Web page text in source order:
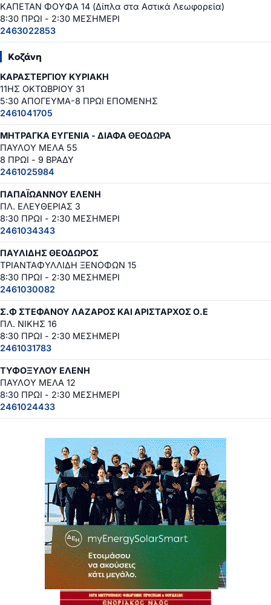
ΚΑΠΕΤΑΝ ΦΟΥΦΑ 14 (Δίπλα στα Αστικά Λεωφορεία)
8:30 ΠΡΩΙ - 2:30 ΜΕΣΗΜΕΡΙ
2463022853
Κοζάνη
ΚΑΡΑΣΤΕΡΓΙΟΥ ΚΥΡΙΑΚΗ
11ΗΣ ΟΚΤΩΒΡΙΟΥ 31
5:30 ΑΠΟΓΕΥΜΑ-8 ΠΡΩΙ ΕΠΟΜΕΝΗΣ
2461041705
ΜΗΤΡΑΓΚΑ ΕΥΓΕΝΙΑ - ΔΙΑΦΑ ΘΕΟΔΩΡΑ
ΠΑΥΛΟΥ ΜΕΛΑ 55
8 ΠΡΩΙ - 9 ΒΡΑΔΥ
2461025984
ΠΑΠΑΪΩΑΝΝΟΥ ΕΛΕΝΗ
ΠΛ. ΕΛΕΥΘΕΡΙΑΣ 3
8:30 ΠΡΩΙ - 2:30 ΜΕΣΗΜΕΡΙ
2461034343
ΠΑΥΛΙΔΗΣ ΘΕΟΔΩΡΟΣ
ΤΡΙΑΝΤΑΦΥΛΛΙΔΗ ΞΕΝΟΦΩΝ 15
8:30 ΠΡΩΙ - 2:30 ΜΕΣΗΜΕΡΙ
2461030082
Σ.Φ ΣΤΕΦΑΝΟΥ ΛΑΖΑΡΟΣ ΚΑΙ ΑΡΙΣΤΑΡΧΟΣ Ο.Ε
ΠΛ. ΝΙΚΗΣ 16
8:30 ΠΡΩΙ - 2:30 ΜΕΣΗΜΕΡΙ
2461031783
ΤΥΦΟΞΥΛΟΥ ΕΛΕΝΗ
ΠΑΥΛΟΥ ΜΕΛΑ 12
8:30 ΠΡΩΙ - 2:30 ΜΕΣΗΜΕΡΙ
2461024433